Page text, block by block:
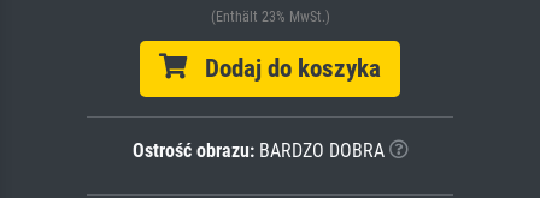
(Enthält 23% MwSt.)
Dodaj do koszyka
Ostrość obrazu:BARDZO DOBRA